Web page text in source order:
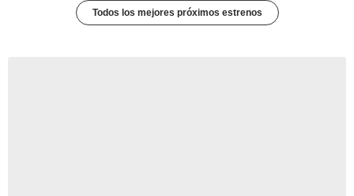
Todos los mejores próximos estrenos